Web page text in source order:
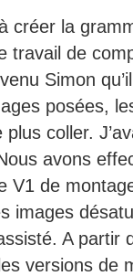
créer la
travail de
Simon
posées,
coller.
avons
V1 de
images
A partir
versions de